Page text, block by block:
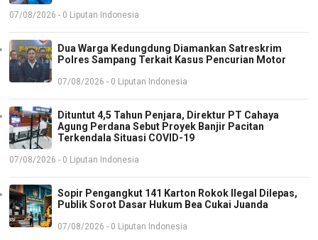
07/08/2026 - 0 Liputan Indonesia
Dua Warga Kedungdung Diamankan Satreskrim
Polres Sampang Terkait Kasus Pencurian Motor
07/08/2026 - 0 Liputan Indonesia
Dituntut 4,5 Tahun Penjara, Direktur PT Cahaya
Agung Perdana Sebut Proyek Banjir Pacitan
Terkendala Situasi COVID-19
07/08/2026 - 0 Liputan Indonesia
Sopir Pengangkut 141 Karton Rokok Ilegal Dilepas,
Publik Sorot Dasar Hukum Bea Cukai Juanda
07/08/2026 - 0 Liputan Indonesia